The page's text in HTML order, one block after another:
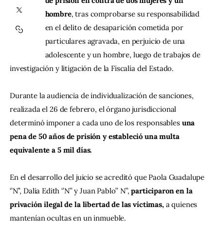
Contacto
hombre, tras comprobarse su responsabilidad
en el delito de desaparición cometida por
particulares agravada, en perjuicio de una
adolescente y un hombre, luego de trabajos de
investigación y litigación de la Fiscalía del Estado.
Durante la audiencia de individualización de sanciones,
realizada el 26 de febrero, el órgano jurisdiccional
determinó imponer a cada uno de los responsables una
pena de 50 años de prisión y estableció una multa
equivalente a 5 mil días.
En el desarrollo del juicio se acreditó que Paola Guadalupe
‘’N’’, Dalia Edith ‘’N’’ y Juan Pablo’’ N’’, participaron en la
privación ilegal de la libertad de las víctimas, a quienes
mantenían ocultas en un inmueble.